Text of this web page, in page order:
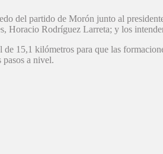
del partido de Morón junto al
Horacio Rodríguez Larreta; y los
15,1 kilómetros para que las
pasos a nivel.